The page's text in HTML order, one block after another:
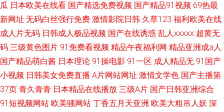
瓜 日本欧美在线看 国产精选免费视频 国产精品91视频 69热最
新网址 无码白丝强行免费 激情影院日韩 久草123 福利欧美在线
成人片无码 日韩成人极品视频 国产在线诱惑 乱人xxxxx 超黄无
码 三级黄色图片 91免费看视频 精品午夜福利网 精品亚洲成a人
国产精品萌白酱 日本理论 91操电影 91一区 成人精品无 91国产
小视频 日韩美女免费直播 A片网站网址 激情文学色 国产主播第
37页 青久青青 日本精品在线播放 三级A片 国产日韩亚洲综合
91短视频网站 欧美骚网站 丁香五月天亚洲 欧美大粗吊人妖 深